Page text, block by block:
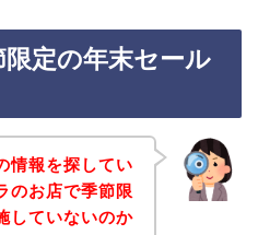
定の年末セール
情報を探してい
のお店で季節限
していないのか